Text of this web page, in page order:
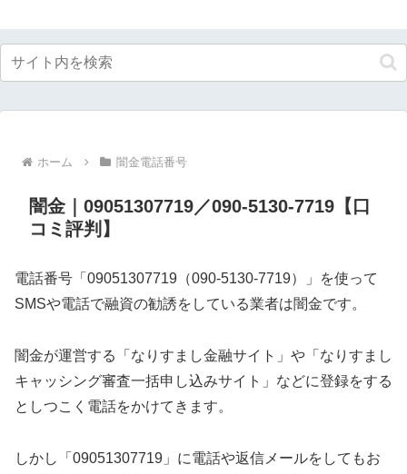
ホーム 闇金電話番号
闇金｜09051307719／090-5130-7719【口
コミ評判】
電話番号「09051307719（090-5130-7719）」を使って
SMSや電話で融資の勧誘をしている業者は闇金です。
闇金が運営する「なりすまし金融サイト」や「なりすまし
キャッシング審査一括申し込みサイト」などに登録をする
としつこく電話をかけてきます。
しかし「09051307719」に電話や返信メールをしてもお